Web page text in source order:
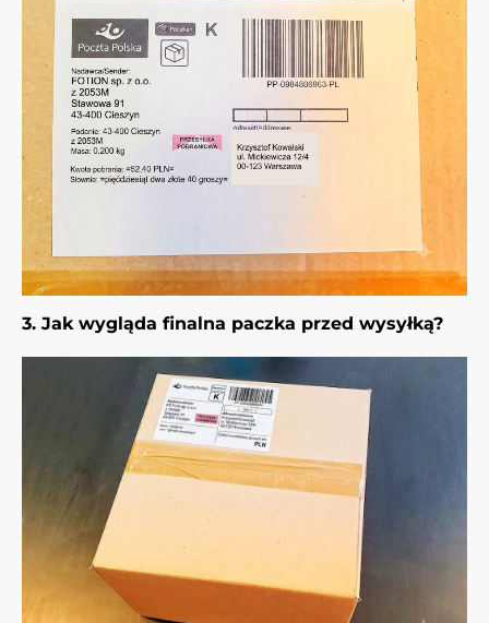
3. Jak wygląda finalna paczka przed wysyłką?